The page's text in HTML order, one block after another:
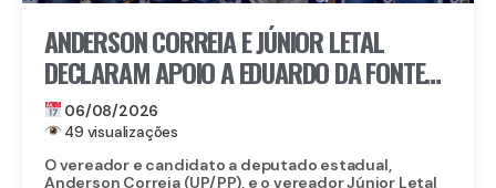
ANDERSON CORREIA E JÚNIOR LETAL
DECLARAM APOIO A EDUARDO DA FONTE
PARA O SENADO E LULA DA FONTE PARA
DEPUTADO FEDERAL
06/08/2026
49 visualizações
O vereador e candidato a deputado estadual,
Anderson Correia (UP/PP), e o vereador Júnior Letal